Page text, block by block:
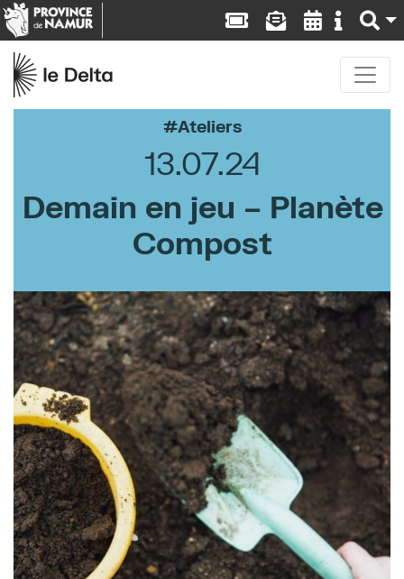
Ateliers
13.07.24
Demain en jeu – Planète
Compost